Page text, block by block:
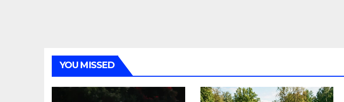
YOU MISSED